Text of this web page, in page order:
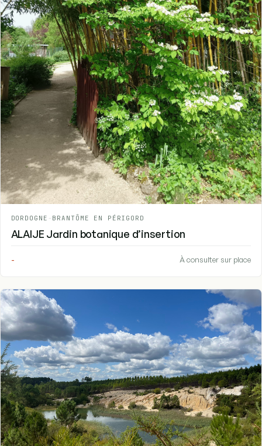
DORDOGNE - BRANTÔME EN PÉRIGORD
ALAIJE Jardin botanique d’insertion
- À consulter sur place